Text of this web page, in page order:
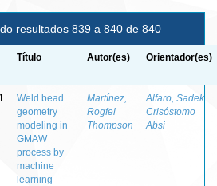
resultados 839 a 840 de 840
Título Autor(es) Orientador(es)
Weld bead
geometry
modeling in
GMAW
process by
machine
learning
Martínez,
Rogfel
Thompson
Alfaro, Sadek
Crisóstomo
Absi